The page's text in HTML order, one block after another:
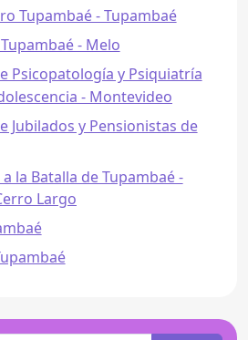
Tupambaé - Tupambaé
- Melo
Psicopatología y Psiquiatría
- Montevideo
Jubilados y Pensionistas de
la Batalla de Tupambaé -
Largo